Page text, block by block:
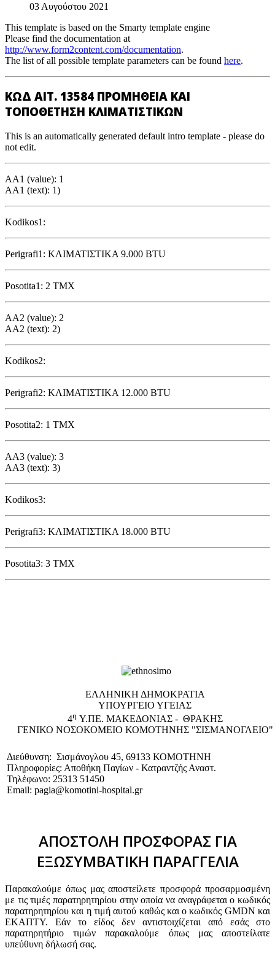
03 Αυγούστου 2021
This template is based on the Smarty template engine
Please find the documentation at
http://www.form2content.com/documentation.
The list of all possible template parameters can be found here.
ΚΩΔ ΑΙΤ. 13584 ΠΡΟΜΗΘΕΙΑ ΚΑΙ
ΤΟΠΟΘΕΤΗΣΗ ΚΛΙΜΑΤΙΣΤΙΚΩΝ
This is an automatically generated default intro template - please do
not edit.
AA1 (value): 1
AA1 (text): 1)
Kodikos1:
Perigrafi1: ΚΛΙΜΑΤΙΣΤΙΚΑ 9.000 BTU
Posotita1: 2 ΤΜΧ
AA2 (value): 2
AA2 (text): 2)
Kodikos2:
Perigrafi2: ΚΛΙΜΑΤΙΣΤΙΚΑ 12.000 BTU
Posotita2: 1 ΤΜΧ
AA3 (value): 3
AA3 (text): 3)
Kodikos3:
Perigrafi3: ΚΛΙΜΑΤΙΣΤΙΚΑ 18.000 BTU
Posotita3: 3 ΤΜΧ
EΛΛΗΝΙΚΗ ΔΗΜΟΚΡΑΤΙΑ
ΥΠΟΥΡΓΕΙΟ ΥΓΕΙΑΣ
4η Υ.ΠΕ. ΜΑΚΕΔΟΝΙΑΣ - ΘΡΑΚΗΣ
ΓΕΝΙΚΟ NΟΣΟΚΟΜΕΙΟ ΚΟΜΟΤΗΝΗΣ "ΣΙΣΜΑΝΟΓΛΕΙΟ"
Διεύθυνση: Σισμάνογλου 45, 69133 ΚΟΜΟΤΗΝΗ
Πληροφορίες: Αποθήκη Παγίων - Κατραντζής Αναστ.
Τηλέφωνο: 25313 51450
Email: pagia@komotini-hospital.gr
ΑΠΟΣΤΟΛΗ ΠΡΟΣΦΟΡΑΣ ΓΙΑ
ΕΞΩΣΥΜΒΑΤΙΚΗ ΠΑΡΑΓΓΕΛΙΑ
Παρακαλούμε όπως μας αποστείλετε προσφορά προσαρμοσμένη
με τις τιμές παρατηρητηρίου στην οποία να αναγράφεται ο κωδικός
παρατηρητηρίου και η τιμή αυτού καθώς και ο κωδικός GMDN και
ΕΚΑΠΤΥ. Εάν το είδος δεν αντιστοιχίζεται από εσάς στο
παρατηρητήριο τιμών παρακαλούμε όπως μας αποστείλατε
υπεύθυνη δήλωσή σας.